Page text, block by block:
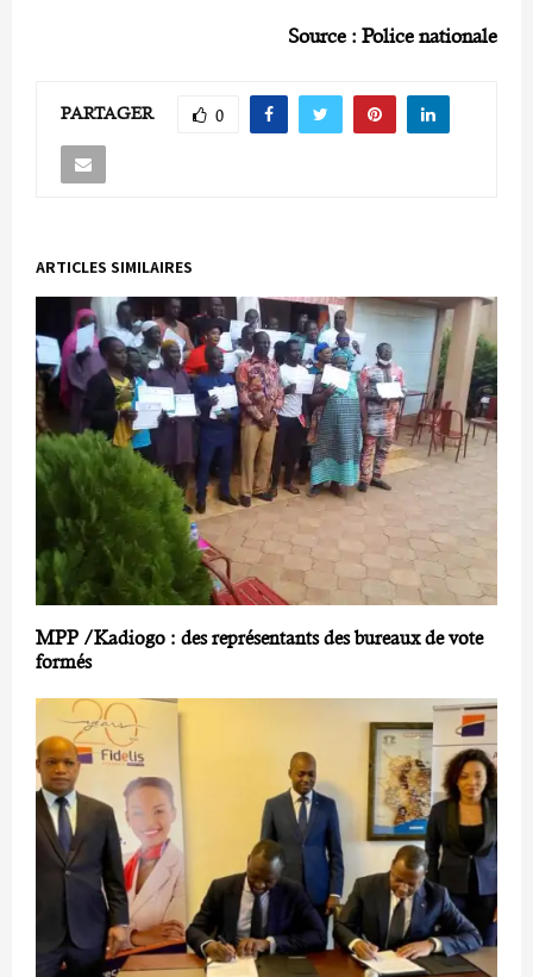
Source : Police nationale
PARTAGER 0
ARTICLES SIMILAIRES
MPP /Kadiogo : des représentants des bureaux de vote
formés